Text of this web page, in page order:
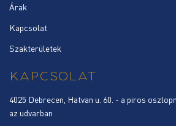
Árak
Kapcsolat
Szakterületek
KAPCSOLAT
4025 Debrecen, Hatvan u. 60. - a piros
az udvarban